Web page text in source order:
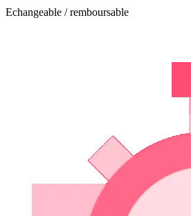
Echangeable / remboursable